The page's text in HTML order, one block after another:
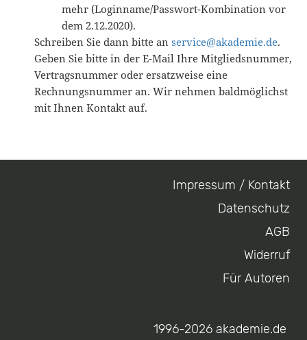
mehr (Loginname/Passwort-Kombination vor
dem 2.12.2020).
Schreiben Sie dann bitte an service@akademie.de.
Geben Sie bitte in der E-Mail Ihre Mitgliedsnummer,
Vertragsnummer oder ersatzweise eine
Rechnungsnummer an. Wir nehmen baldmöglichst
mit Ihnen Kontakt auf.
Impressum / Kontakt
Datenschutz
AGB
Widerruf
Für Autoren
1996-2026 akademie.de